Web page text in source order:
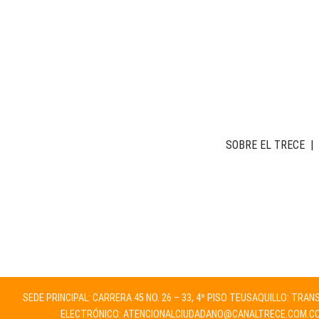
SOBRE EL TRECE |
SEDE PRINCIPAL: CARRERA 45 NO. 26 – 33, 4º PISO TEUSAQUILLO:
ELECTRÓNICO: